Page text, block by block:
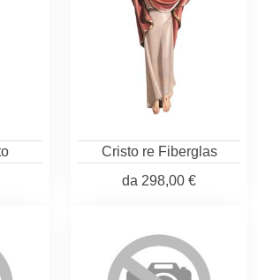
Cristo re Fiberglas
da 298,00 €